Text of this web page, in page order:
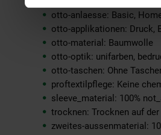
otto-anlaesse: Basic,
otto-applikationen: Druck,
otto-material: Baumwolle
otto-optik: unifarben,
otto-taschen: Ohne
proftextilpflege: Keine
sleeve_material: 100%
trocknen: Trocknen auf
zweites-aussenmaterial: